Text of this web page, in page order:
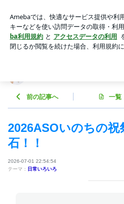
リングのお店MOON
アプリをダウンロードして ブログの更
ょう。
前の記事へ 一覧
2026ASOいのちの祝
石！！
2026-07-01 22:54:54
テーマ： 日常いろいろ